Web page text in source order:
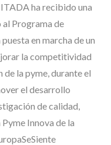
ha recibido una
al Programa de
en marcha de un
la competitividad
la pyme, durante el
el desarrollo
de calidad,
Innova de la